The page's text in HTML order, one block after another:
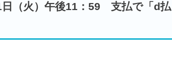
（火）午後11：59 支払で「d払